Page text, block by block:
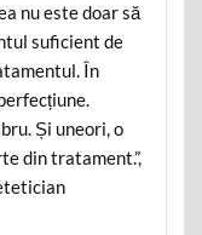
nu este doar să
suficient de
În
Și uneori, o
din tratament.”,